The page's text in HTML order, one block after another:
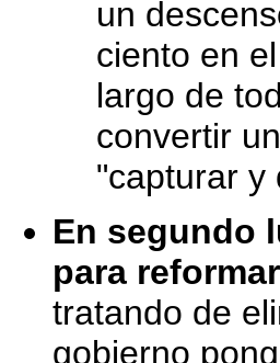
un
ciento en
largo de
convertir
"capturar y
En segundo
para
tratando de
gobierno